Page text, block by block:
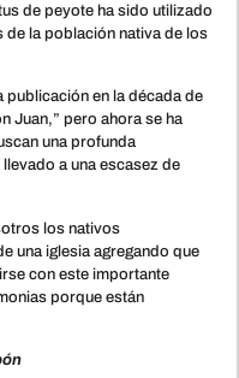
de peyote ha sido utilizado
la población nativa de los
en la década de
Juan,” pero ahora se ha
una profunda
a una escasez de
los nativos
una iglesia agregando que
con este importante
porque están